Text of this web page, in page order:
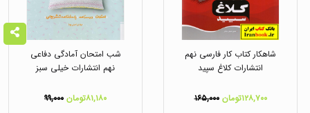
شاهکار کتاب کار فارسی نهم
انتشارات کلاغ سپید
۱۲۸,۷۰۰تومان ۱۶۵,۰۰۰
شب امتحان آمادگی دفاعی
نهم انتشارات خیلی سبز
۸۱,۱۸۰تومان ۹۹,۰۰۰